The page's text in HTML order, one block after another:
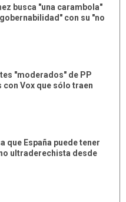
busca "una carambola"
con su "no
"moderados" de PP
con Vox que sólo traen
que España puede tener
ultraderechista desde